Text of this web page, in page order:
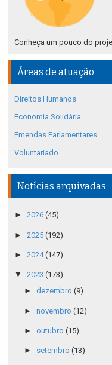
Conheça um pouco do
Áreas de atuação
Direitos Humanos
Economia Solidária
Emendas Parlamentares
Voluntariado
Notícias arquivadas
► 2026 (45)
► 2025 (192)
► 2024(147)
▼ 2023 (173)
► dezembro (9)
► novembro (12)
► outubro (15)
► setembro (13)